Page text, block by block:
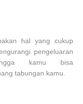
hal yang cukup
pengeluaran
kamu bisa
tabungan kamu.